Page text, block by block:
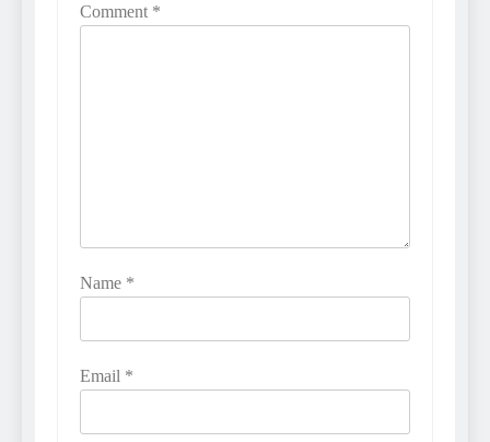
Comment *
Name *
Email *